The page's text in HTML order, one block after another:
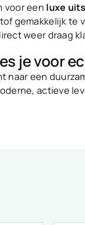
voor een luxe
gemakkelijk te
weer draag
je voor
naar een
actieve